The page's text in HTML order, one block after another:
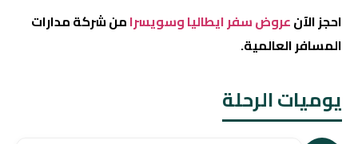
احجز الآنعروض سفر ايطاليا وسويسرامن شركة مدارات
المسافر العالمية.
يوميات الرحلة